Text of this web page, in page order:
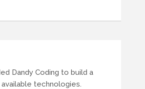
Dandy Coding to build a
technologies.